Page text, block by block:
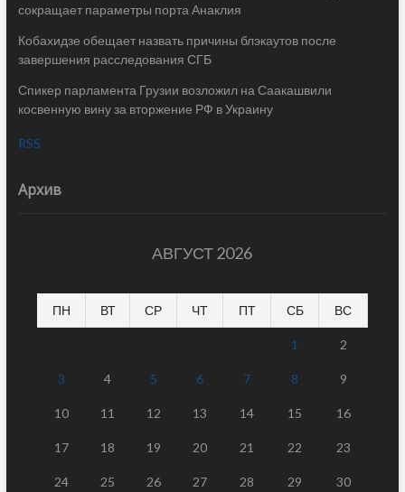
сокращает параметры порта Анаклия
Кобахидзе обещает назвать причины блэкаутов после
завершения расследования СГБ
Спикер парламента Грузии возложил на Саакашвили
косвенную вину за вторжение РФ в Украину
RSS
Архив
АВГУСТ 2026
ПН ВТ СР ЧТ ПТ СБ ВС
1 2
3 4 5 6 7 8 9
10 11 12 13 14 15 16
17 18 19 20 21 22 23
24 25 26 27 28 29 30